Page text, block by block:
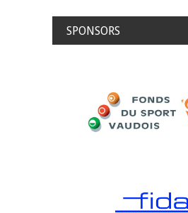
SPONSORS